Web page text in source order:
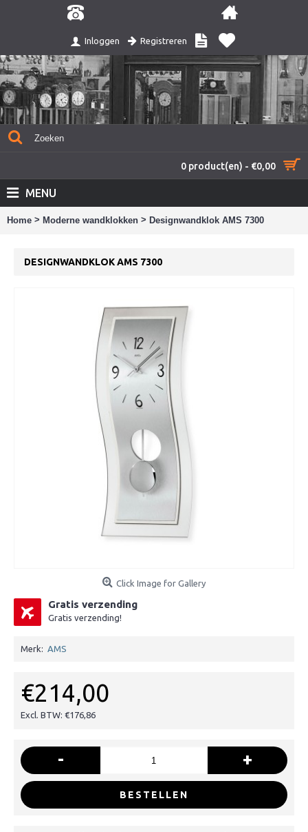
Inloggen Registreren
0 product(en) - €0,00
MENU
Home > Moderne wandklokken > Designwandklok AMS 7300
DESIGNWANDKLOK AMS 7300
Click Image for Gallery
Gratis verzending
Gratis verzending!
Merk: AMS
€214,00
Excl. BTW: €176,86
- +
BESTELLEN